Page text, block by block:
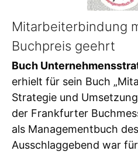
Mitarbeiterbindung
Buchpreis geehrt
Buch
erhielt für sein Buch
Strategie und
der Frankfurter
als Managementbuch
Ausschlaggebend war